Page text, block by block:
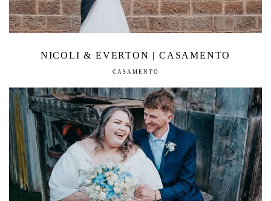
NICOLI & EVERTON | CASAMENTO
CASAMENTO